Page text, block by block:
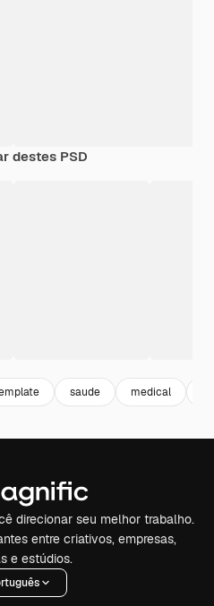
destes PSD
saude medical
direcionar seu melhor trabalho.
entre criativos, empresas,
e estúdios.